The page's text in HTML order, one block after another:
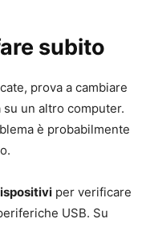
subito
prova a cambiare
un altro computer.
è probabilmente
per verificare
USB. Su